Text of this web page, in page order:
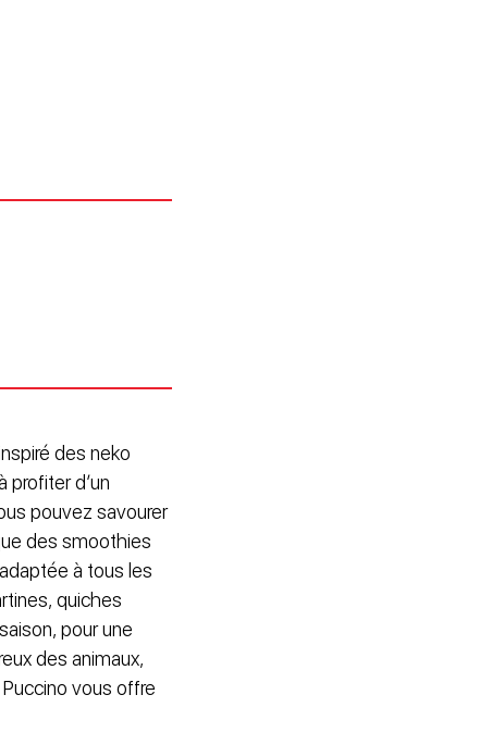
des neko
profiter d’un
pouvez savourer
des smoothies
à tous les
quiches
pour une
des animaux,
vous offre